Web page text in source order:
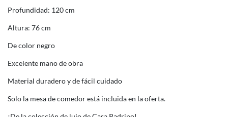
Profundidad: 120 cm
Altura: 76 cm
De color negro
Excelente mano de obra
Material duradero y de fácil cuidado
Solo la mesa de comedor está incluida en la oferta.